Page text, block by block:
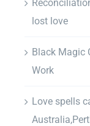
lost love
Black Magic
Work
Love spells